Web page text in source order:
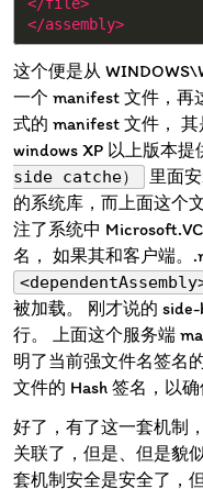
</assembly>
这个便是从
一个 manifest 文件，再
式的 manifest 文件，
windows XP 以上版本提
side catche）
里面
的系统库，而上面这个
注了系统中
名， 如果其和客户端。
被加载。 刚才说的
行。 上面这个服务端
明了当前强文件名签名
文件的 Hash 签名，以确
好了，有了这一套机制
关联了，但是、但是貌
套机制安全是安全了，